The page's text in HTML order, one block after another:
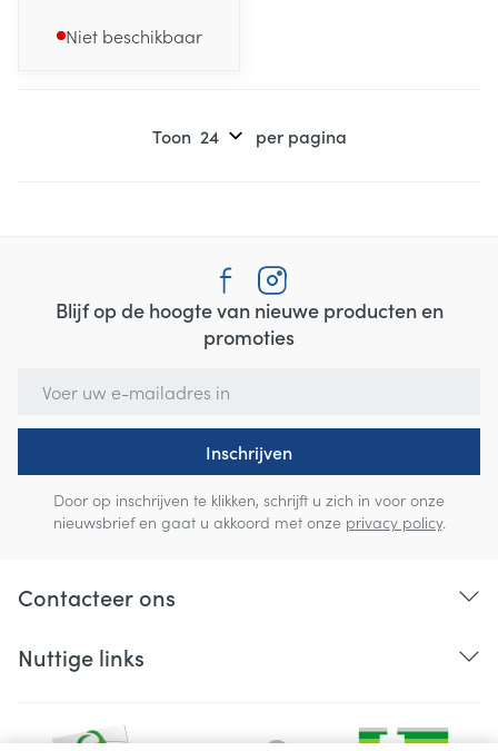
Niet beschikbaar
Toon per pagina
Blijf op de hoogte van nieuwe producten en
promoties
Inschrijven
Door op inschrijven te klikken, schrijft u zich in voor onze
nieuwsbrief en gaat u akkoord met onze privacy policy.
Contacteer ons
Nuttige links